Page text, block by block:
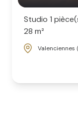
Studio 1
28 m²